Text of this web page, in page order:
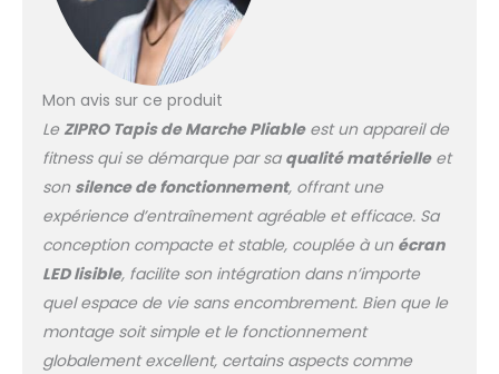
Mon avis sur ce produit
Le ZIPRO Tapis de Marche Pliableest un appareil de
fitness qui se démarque par sa qualité matérielleet
son silence de fonctionnement, offrant une
expérience d’entraînement agréable et efficace. Sa
conception compacte et stable, couplée à un écran
LED lisible, facilite son intégration dans n’importe
quel espace de vie sans encombrement. Bien que le
montage soit simple et le fonctionnement
globalement excellent, certains aspects comme